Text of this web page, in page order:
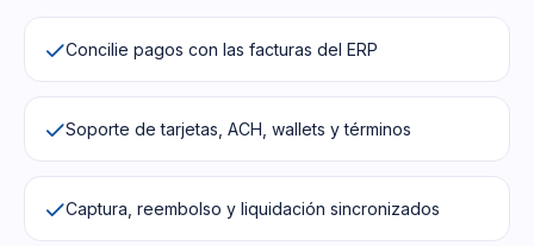
Concilie pagos con las facturas del ERP
Soporte de tarjetas, ACH, wallets y términos
Captura, reembolso y liquidación sincronizados